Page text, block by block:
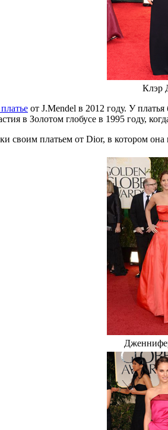
Клэр
от J.Mendel в 2012 году. У
в Золотом глобусе в 1995 году,
своим платьем от Dior, в котором